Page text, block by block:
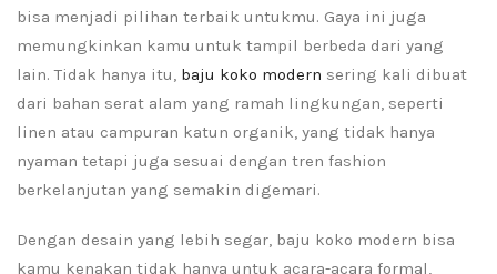
bisa menjadi pilihan terbaik untukmu. Gaya ini juga
memungkinkan kamu untuk tampil berbeda dari yang
lain. Tidak hanya itu, baju koko modern sering kali dibuat
dari bahan serat alam yang ramah lingkungan, seperti
linen atau campuran katun organik, yang tidak hanya
nyaman tetapi juga sesuai dengan tren fashion
berkelanjutan yang semakin digemari.
Dengan desain yang lebih segar, baju koko modern bisa
kamu kenakan tidak hanya untuk acara-acara formal,